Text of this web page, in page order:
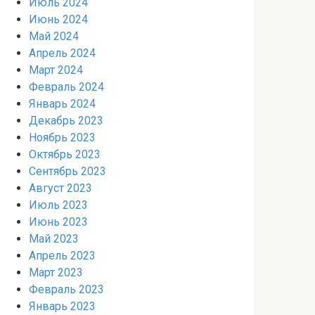
Июнь 2024
Май 2024
Апрель 2024
Март 2024
Февраль 2024
Январь 2024
Декабрь 2023
Ноябрь 2023
Октябрь 2023
Сентябрь 2023
Август 2023
Июль 2023
Июнь 2023
Май 2023
Апрель 2023
Март 2023
Февраль 2023
Январь 2023